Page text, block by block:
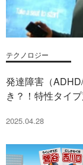
テクノロジー
発達障害（
き？！特性タイ
2025.04.28